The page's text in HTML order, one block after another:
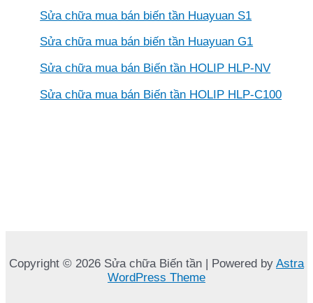
Sửa chữa mua bán biến tần Huayuan S1
Sửa chữa mua bán biến tần Huayuan G1
Sửa chữa mua bán Biến tần HOLIP HLP-NV
Sửa chữa mua bán Biến tần HOLIP HLP-C100
Copyright © 2026 Sửa chữa Biến tần | Powered by Astra
WordPress Theme